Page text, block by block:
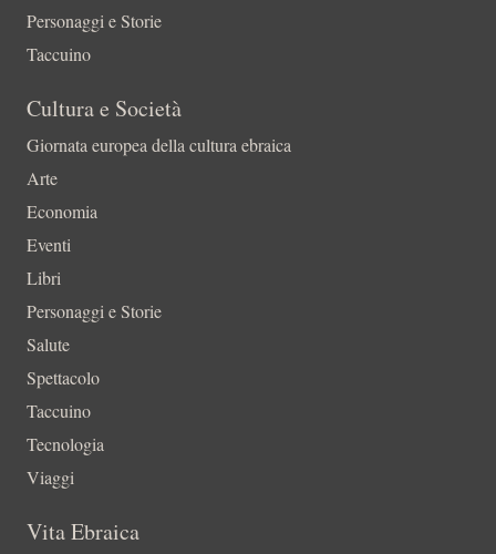
Personaggi e Storie
Taccuino
Cultura e Società
Giornata europea della cultura ebraica
Arte
Economia
Eventi
Libri
Personaggi e Storie
Salute
Spettacolo
Taccuino
Tecnologia
Viaggi
Vita Ebraica